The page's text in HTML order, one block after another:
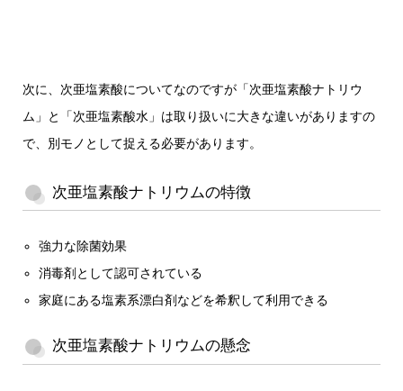
次に、次亜塩素酸についてなのですが「次亜塩素酸ナトリウ
ム」と「次亜塩素酸水」は取り扱いに大きな違いがありますの
で、別モノとして捉える必要があります。
次亜塩素酸ナトリウムの特徴
強力な除菌効果
消毒剤として認可されている
家庭にある塩素系漂白剤などを希釈して利用できる
次亜塩素酸ナトリウムの懸念